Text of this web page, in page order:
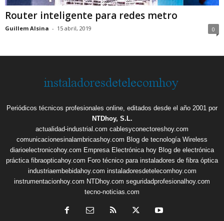
Router inteligente para redes metro
Guillem Alsina - 15 abril, 2019 0
Periódicos técnicos profesionales online, editados desde el año 2001 por
NTDhoy, S.L.
actualidad-industrial.com cablesyconectoreshoy.com
comunicacionesinalambricashoy.com Blog de tecnología Wireless
diarioelectronicohoy.com Empresa Electrónica hoy Blog de electrónica
práctica fibraopticahoy.com Foro técnico para instaladores de fibra óptica
industriaembebidahoy.com instaladoresdetelecomhoy.com
instrumentacionhoy.com NTDhoy.com seguridadprofesionalhoy.com
tecno-noticias.com